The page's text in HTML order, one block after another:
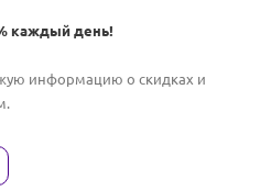
каждый день!
информацию о скидках и